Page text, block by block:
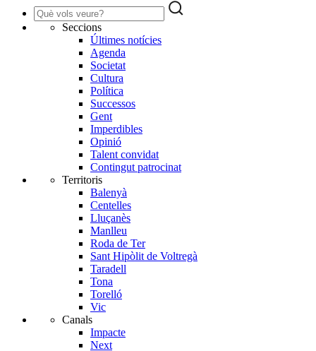
Seccions
Últimes notícies
Agenda
Societat
Cultura
Política
Successos
Gent
Imperdibles
Opinió
Talent convidat
Contingut patrocinat
Territoris
Balenyà
Centelles
Lluçanès
Manlleu
Roda de Ter
Sant Hipòlit de Voltregà
Taradell
Tona
Torelló
Vic
Canals
Impacte
Next